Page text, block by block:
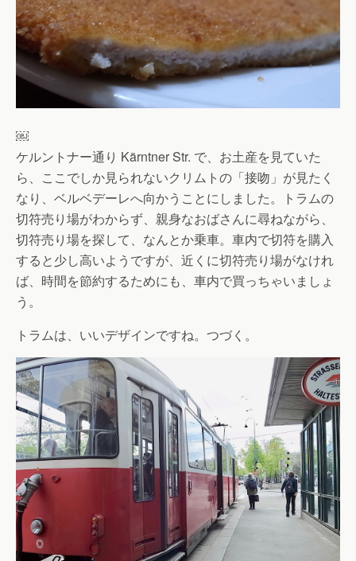
￼
ケルントナー通り Kärntner Str. で、お土産を見ていた
ら、ここでしか見られないクリムトの「接吻」が見たく
なり、ベルベデーレへ向かうことにしました。トラムの
切符売り場がわからず、親身なおばさんに尋ねながら、
切符売り場を探して、なんとか乗車。車内で切符を購入
すると少し高いようですが、近くに切符売り場がなけれ
ば、時間を節約するためにも、車内で買っちゃいましょ
う。
トラムは、いいデザインですね。つづく。